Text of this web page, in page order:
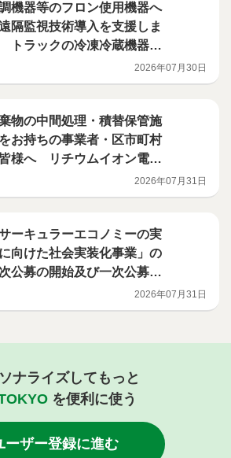
機器等のフロン使用機器へ
隔監視技術導入を支援しま
トラックの冷凍冷蔵機器に
入される技術を補助対象に追
ました！ フロン漏えい防
業
2026年07月30日
物の中間処理・積替保管施
お持ちの事業者・区市町村
様へ リチウムイオン電池
災対策を、都が支援します
池検知機・火災検知機等の
2026年07月31日
サーキュラーエコノミーの実
向けた社会実装化事業」の
公募の開始及び一次公募の
2026年07月31日
ナライズしてもっと
を便利に使う
ーザー登録に進む